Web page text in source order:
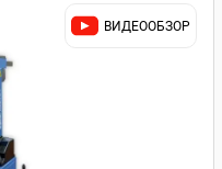
ВИДЕООБЗОР